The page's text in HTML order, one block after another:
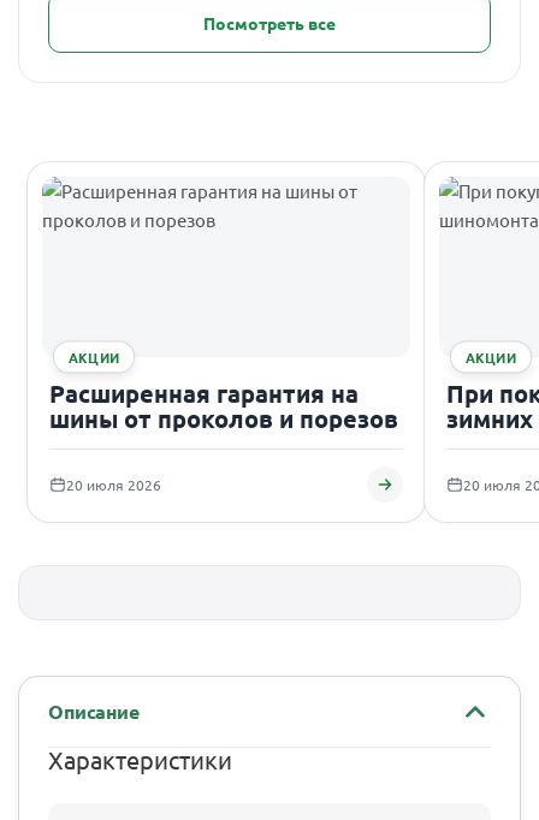
Посмотреть все
АКЦИИ
Расширенная гарантия на
шины от проколов и порезов
20 июля 2026
АКЦИИ
При
20 июля
Описание
Характеристики